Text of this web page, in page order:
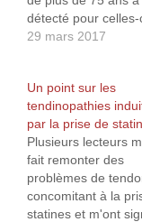
détecté pour celles-
moyenne, un sur-
avec les plus fortes
doses. Ce qui
à 5% des femmes
statines qui ont
développé…
29 mars 2017
Un point sur les
tendinopathies
par la prise de
Plusieurs lecteurs
fait remonter des
problèmes de
concomitant à la
statines et m'ont